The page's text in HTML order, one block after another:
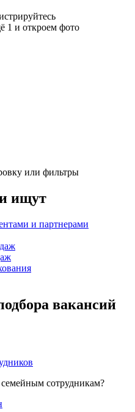
1 и откроем фото
или фильтры
ищут
и партнерами
вакансий
сотрудникам?